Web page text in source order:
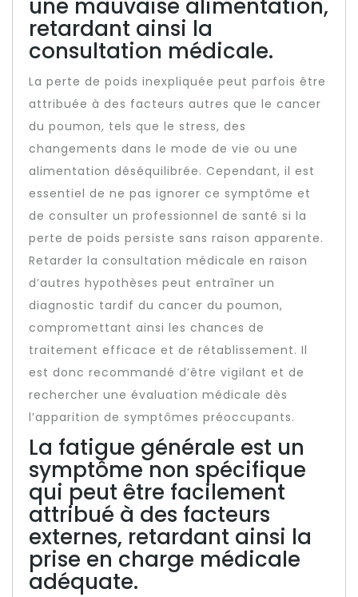
une mauvaise alimentation,
retardant ainsi la
consultation médicale.
La perte de poids inexpliquée peut parfois être
attribuée à des facteurs autres que le cancer
du poumon, tels que le stress, des
changements dans le mode de vie ou une
alimentation déséquilibrée. Cependant, il est
essentiel de ne pas ignorer ce symptôme et
de consulter un professionnel de santé si la
perte de poids persiste sans raison apparente.
Retarder la consultation médicale en raison
d’autres hypothèses peut entraîner un
diagnostic tardif du cancer du poumon,
compromettant ainsi les chances de
traitement efficace et de rétablissement. Il
est donc recommandé d’être vigilant et de
rechercher une évaluation médicale dès
l’apparition de symptômes préoccupants.
La fatigue générale est un
symptôme non spécifique
qui peut être facilement
attribué à des facteurs
externes, retardant ainsi la
prise en charge médicale
adéquate.